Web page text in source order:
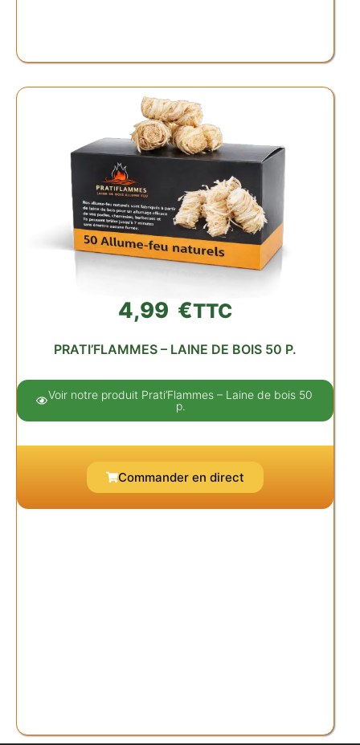
4,99 €TTC
PRATI’FLAMMES – LAINE DE BOIS 50 P.
Voir notre produit Prati’Flammes – Laine de bois 50
p.
Commander en direct